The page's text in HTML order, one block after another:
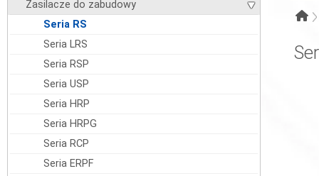
Zasilacze do zabudowy
Seria RS
Seria LRS
Seria RSP
Seria USP
Seria HRP
Seria HRPG
Seria RCP
Seria ERPF